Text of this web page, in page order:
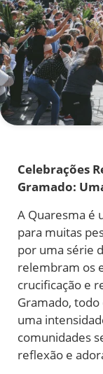
Celebrações
Gramado:
A Quaresma é
para muitas
por uma série
relembram os
crucificação e
Gramado,
uma
comunidades
reflexão e